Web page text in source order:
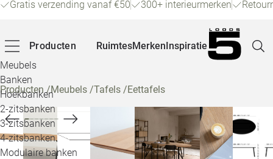
Gratis verzending vanaf €50 300+ interieurmerken
Producten
Meubels
Banken
Hoekbanken
2-zitsbanken
3-zitsbanken
4-zitsbanken
Modulaire banken
RuimtesMerkenInspiratie
Producten/Meubels /Tafels /Eettafels